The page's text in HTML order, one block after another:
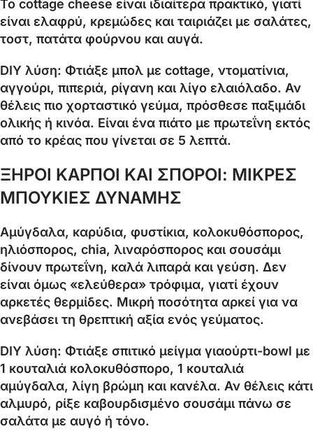
Το cottage cheese είναι ιδιαίτερα πρακτικό, γιατί
είναι ελαφρύ, κρεμώδες και ταιριάζει με σαλάτες,
τοστ, πατάτα φούρνου και αυγά.
DIY λύση: Φτιάξε μπολ με cottage, ντοματίνια,
αγγούρι, πιπεριά, ρίγανη και λίγο ελαιόλαδο. Αν
θέλεις πιο χορταστικό γεύμα, πρόσθεσε παξιμάδι
ολικής ή κινόα. Είναι ένα πιάτο με πρωτεΐνη εκτός
από το κρέας που γίνεται σε 5 λεπτά.
ΞΗΡΟΙ ΚΑΡΠΟΙ ΚΑΙ ΣΠΟΡΟΙ: ΜΙΚΡΕΣ
ΜΠΟΥΚΙΕΣ ΔΥΝΑΜΗΣ
Αμύγδαλα, καρύδια, φυστίκια, κολοκυθόσπορος,
ηλιόσπορος, chia, λιναρόσπορος και σουσάμι
δίνουν πρωτεΐνη, καλά λιπαρά και γεύση. Δεν
είναι όμως «ελεύθερα» τρόφιμα, γιατί έχουν
αρκετές θερμίδες. Μικρή ποσότητα αρκεί για να
ανεβάσει τη θρεπτική αξία ενός γεύματος.
DIY λύση: Φτιάξε σπιτικό μείγμα γιαούρτι-bowl με
1 κουταλιά κολοκυθόσπορο, 1 κουταλιά
αμύγδαλα, λίγη βρώμη και κανέλα. Αν θέλεις κάτι
αλμυρό, ρίξε καβουρδισμένο σουσάμι πάνω σε
σαλάτα με αυγό ή τόνο.